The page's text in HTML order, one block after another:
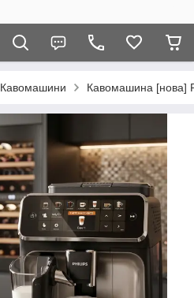
Кавомашини Кавомашина [нова]